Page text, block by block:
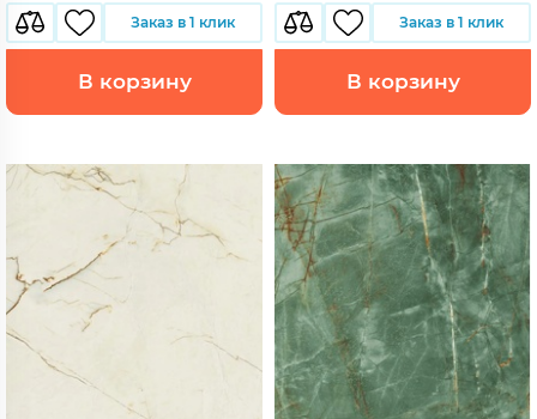
Заказ в 1 клик
В корзину
Заказ в 1 клик
В корзину